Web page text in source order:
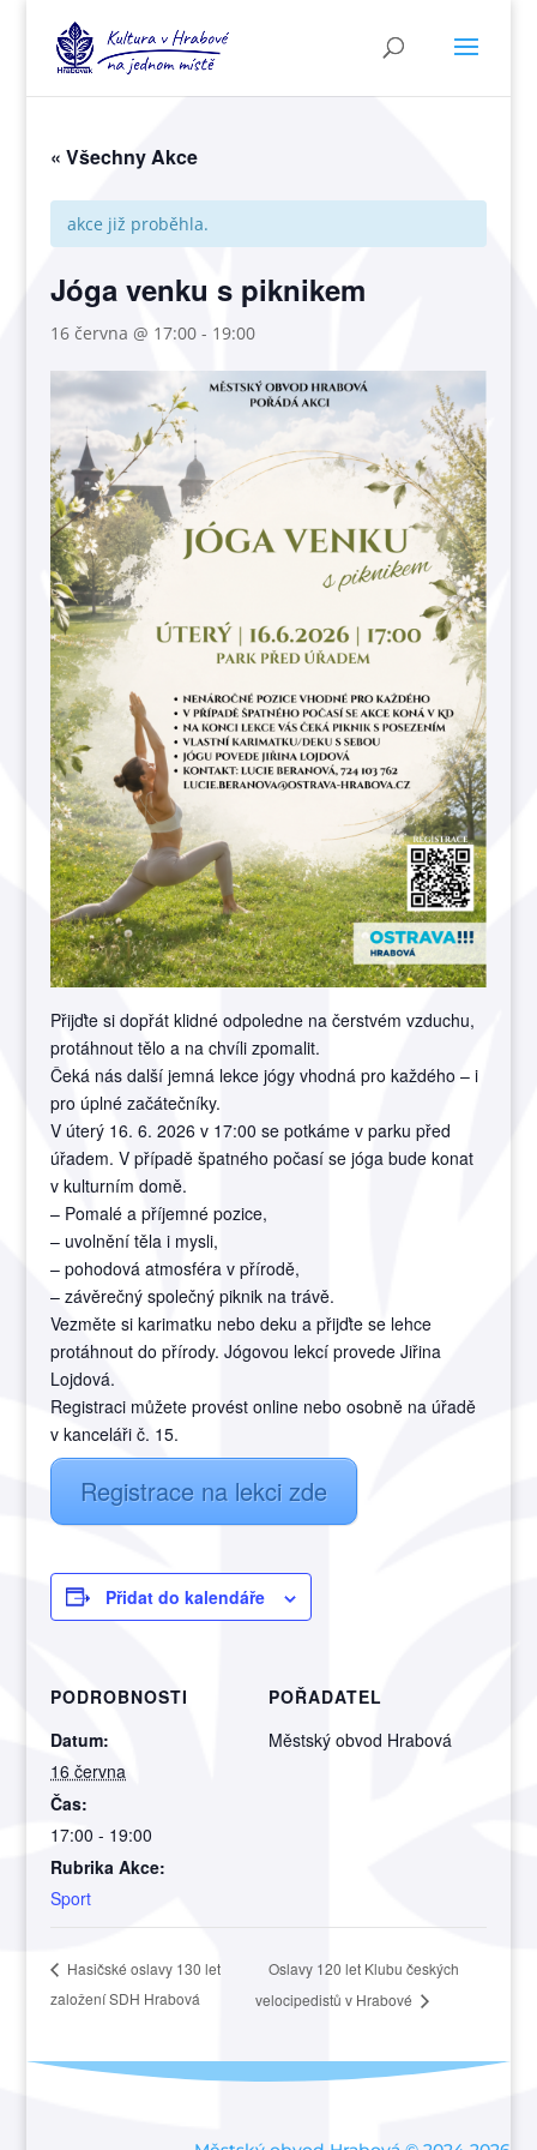
« Všechny Akce
akce již proběhla.
Jóga venku s piknikem
16 června @ 17:00 - 19:00
Přijďte si dopřát klidné odpoledne na čerstvém vzduchu,
protáhnout tělo a na chvíli zpomalit.
Čeká nás další jemná lekce jógy vhodná pro každého – i
pro úplné začátečníky.
V úterý 16. 6. 2026 v 17:00 se potkáme v parku před
úřadem. V případě špatného počasí se jóga bude konat
v kulturním domě.
– Pomalé a příjemné pozice,
– uvolnění těla i mysli,
– pohodová atmosféra v přírodě,
– závěrečný společný piknik na trávě.
Vezměte si karimatku nebo deku a přijďte se lehce
protáhnout do přírody. Jógovou lekcí provede Jiřina
Lojdová.
Registraci můžete provést online nebo osobně na úřadě
v kanceláři č. 15.
Registrace na lekci zde
Přidat do kalendáře
PODROBNOSTI
Datum:
16 června
Čas:
17:00 - 19:00
Rubrika Akce:
Sport
POŘADATEL
Městský obvod Hrabová
Hasičské oslavy 130 let
založení SDH Hrabová
Oslavy 120 let Klubu českých
velocipedistů v Hrabové